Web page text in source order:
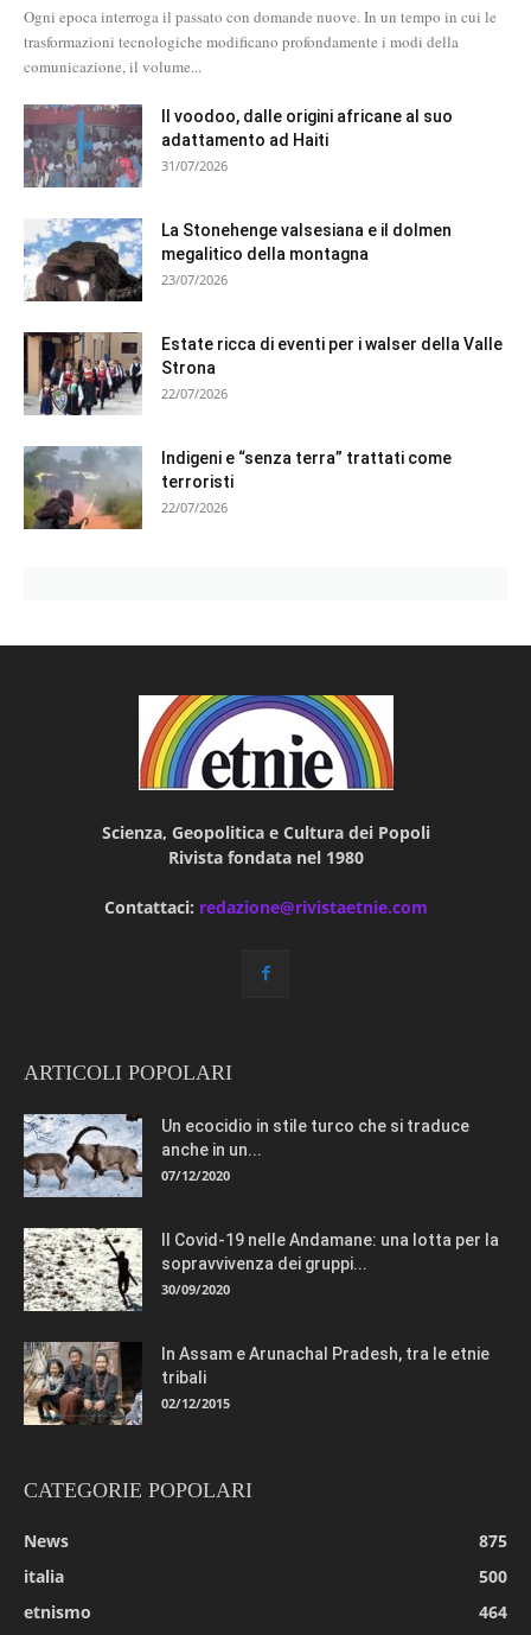
Ogni epoca interroga il passato con domande nuove. In un tempo in cui le
trasformazioni tecnologiche modificano profondamente i modi della
comunicazione, il volume...
Il voodoo, dalle origini africane al suo
adattamento ad Haiti
31/07/2026
La Stonehenge valsesiana e il dolmen
megalitico della montagna
23/07/2026
Estate ricca di eventi per i walser della Valle
Strona
22/07/2026
Indigeni e “senza terra” trattati come
terroristi
22/07/2026
Scienza, Geopolitica e Cultura dei Popoli
Rivista fondata nel 1980
Contattaci: redazione@rivistaetnie.com
ARTICOLI POPOLARI
Un ecocidio in stile turco che si traduce
anche in un...
07/12/2020
Il Covid-19 nelle Andamane: una lotta per la
sopravvivenza dei gruppi...
30/09/2020
In Assam e Arunachal Pradesh, tra le etnie
tribali
02/12/2015
CATEGORIE POPOLARI
News
875
italia
500
etnismo
464